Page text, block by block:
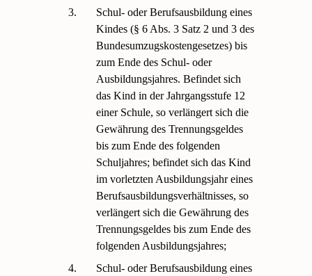
3.
Schul- oder Berufsausbildung eines
Kindes (§ 6 Abs. 3 Satz 2 und 3 des
Bundesumzugskostengesetzes) bis
zum Ende des Schul- oder
Ausbildungsjahres. Befindet sich
das Kind in der Jahrgangsstufe 12
einer Schule, so verlängert sich die
Gewährung des Trennungsgeldes
bis zum Ende des folgenden
Schuljahres; befindet sich das Kind
im vorletzten Ausbildungsjahr eines
Berufsausbildungsverhältnisses, so
verlängert sich die Gewährung des
Trennungsgeldes bis zum Ende des
folgenden Ausbildungsjahres;
4.
Schul- oder Berufsausbildung eines